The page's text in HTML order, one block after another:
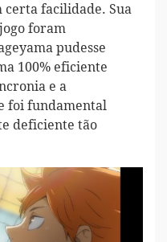
certa facilidade. Sua
foram
pudesse
100% eficiente
e a
foi fundamental
deficiente tão